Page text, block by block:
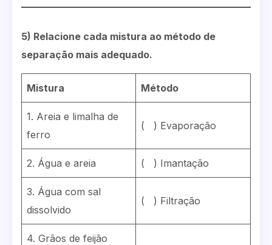
5) Relacione cada mistura ao método de
separação mais adequado.
Mistura Método
1. Areia e limalha de
ferro
( ) Evaporação
2. Água e areia ( ) Imantação
3. Água com sal
dissolvido
( ) Filtração
4. Grãos de feijão